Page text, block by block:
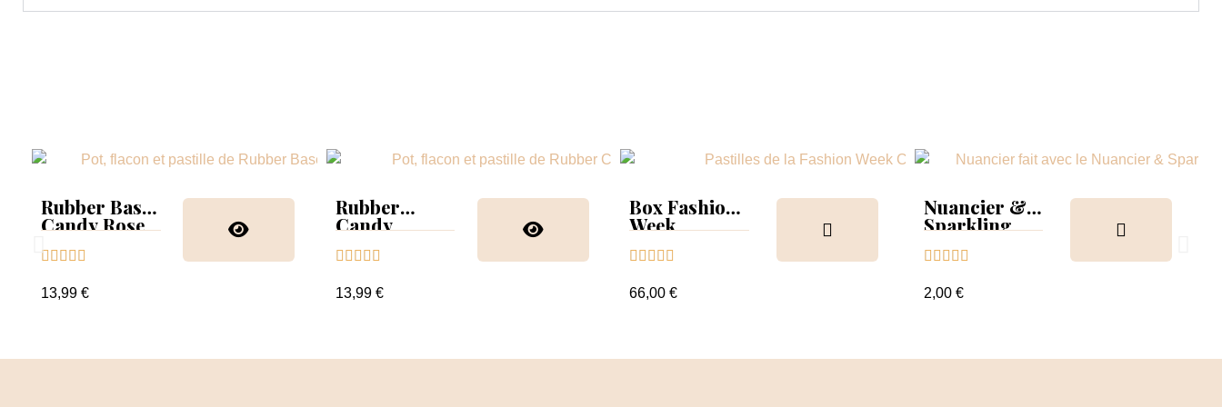
Rubber Base
Candy Rose
    
13,99 €
Rubber
Candy
    
13,99 €
Box Fashion
Week
nuancier
    
66,00 €
Nuancier &
Sparkling
    
2,00 €